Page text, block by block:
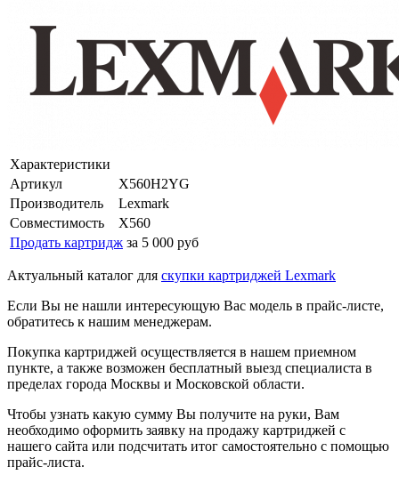
Характеристики
Артикул
X560H2YG
Производитель
Lexmark
Совместимость
X560
Продать картридж за 5 000 руб
Актуальный каталог для скупки картриджей Lexmark
Если Вы не нашли интересующую Вас модель в прайс-листе,
обратитесь к нашим менеджерам.
Покупка картриджей осуществляется в нашем приемном
пункте, а также возможен бесплатный выезд специалиста в
пределах города Москвы и Московской области.
Чтобы узнать какую сумму Вы получите на руки, Вам
необходимо оформить заявку на продажу картриджей с
нашего сайта или подсчитать итог самостоятельно с помощью
прайс-листа.